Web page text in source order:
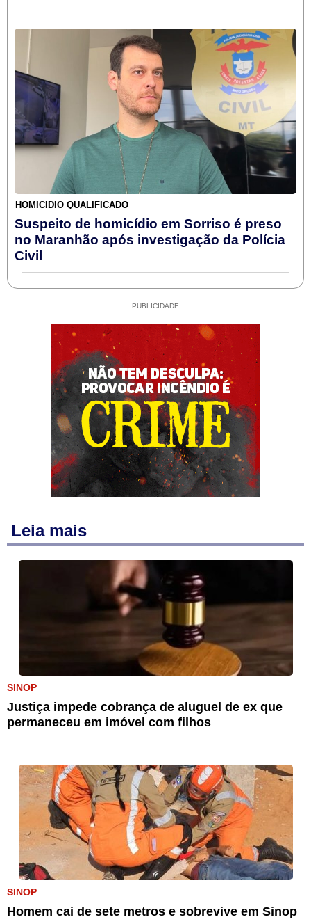
HOMICÍDIO QUALIFICADO
Suspeito de homicídio em Sorriso é preso
no Maranhão após investigação da Polícia
Civil
PUBLICIDADE
Leia mais
SINOP
Justiça impede cobrança de aluguel de ex que
permaneceu em imóvel com filhos
SINOP
Homem cai de sete metros e sobrevive em Sinop